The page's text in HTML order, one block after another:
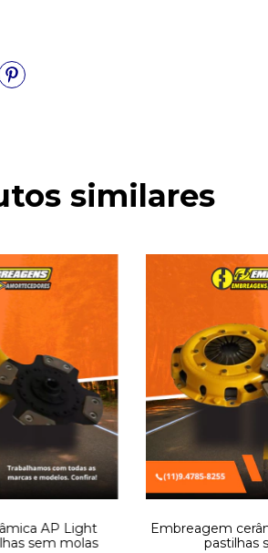
similares
AP Light
sem molas
Embreagem
pastilhas